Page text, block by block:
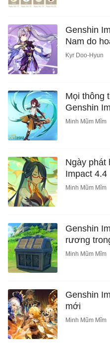
Genshin
Nam do
Kyr Doo-Hyun
Mọi thông
Genshin
Minh Mũm Mĩm
Ngày phát
Impact 4.4
Minh Mũm Mĩm
Genshin
rương
Minh Mũm Mĩm
Genshin
mới
Minh Mũm Mĩm